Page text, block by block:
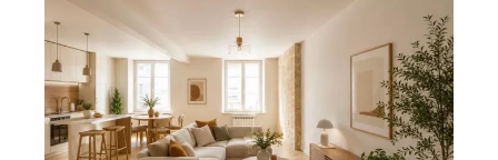
BORDEAUX 33
36,05 m2, 2 pièces
Ref : 26788
Appartement T2 à vendre
165 000 €